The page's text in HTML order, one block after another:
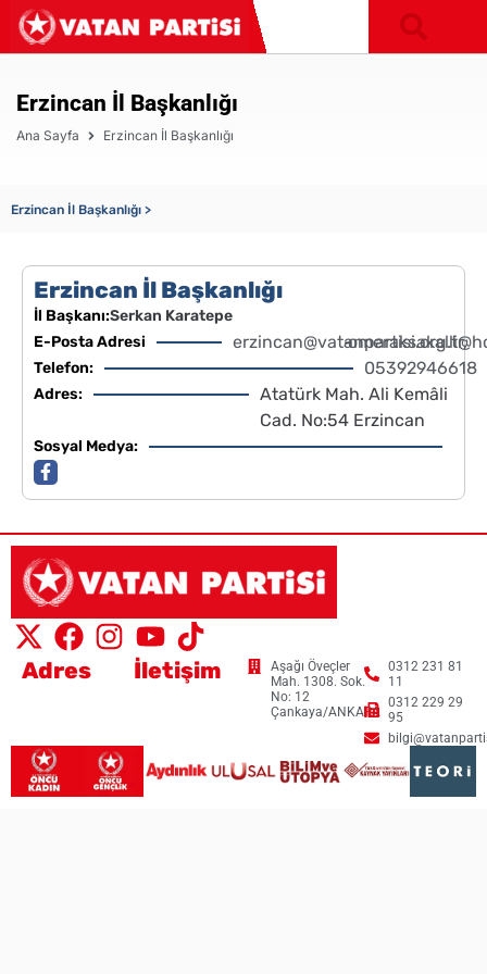
Erzincan İl Başkanlığı
Ana Sayfa Erzincan İl Başkanlığı
Erzincan İl Başkanlığı >
Erzincan İl Başkanlığı
İl Başkanı:Serkan Karatepe
E-Posta Adresi
erzincan@vatanpartisi.org.tr,
-
Telefon: 05392946618
Adres:
Atatürk Mah. Ali Kemâli
Cad. No:54 Erzincan
Sosyal Medya:
Adres
Aşağı Öveçler
Mah. 1308. Sok.
No: 12
Çankaya/ANKARA
İletişim
0312 231 81
11
0312 229 29
95